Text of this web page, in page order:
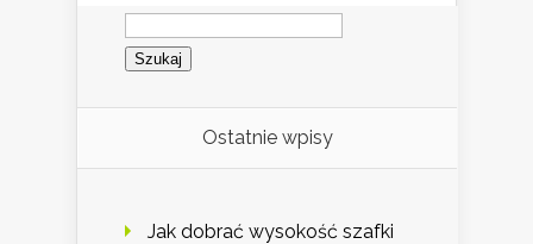
Szukaj:
Ostatnie wpisy
Jak dobrać wysokość szafki